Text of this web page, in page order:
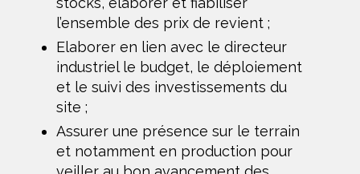
l’ensemble des prix de revient ;
Elaborer en lien avec le directeur
industriel le budget, le déploiement
et le suivi des investissements du
site ;
Assurer une présence sur le terrain
et notamment en production pour